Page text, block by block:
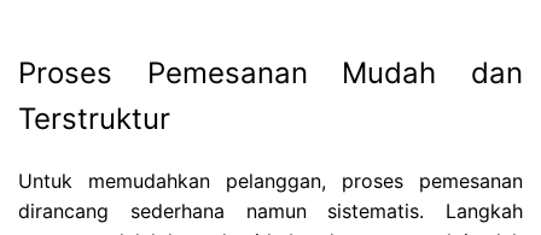
Proses Pemesanan Mudah dan
Terstruktur
Untuk memudahkan pelanggan, proses pemesanan
dirancang sederhana namun sistematis. Langkah